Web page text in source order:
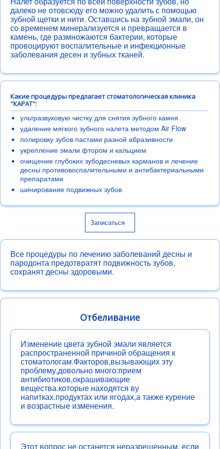
Как добраться
Услуги
Лечение зубов
Протезирование зубов
Виниры
Имплантация
Хирургия
Профессиональная гигиена
Цены До и После
Пациентам
Как доехать
далеко не отовсюду его можно удалить с помощью
зубной щетки и нити. Оставшись на зубной эмали, он
со временем минерализуется и превращается в
камень, где размножаются бактерии, которые
провоцируют воспалительные и инфекционные
заболевания десен и зубных тканей.
Какие процедуры предлагает стоматологическая клиника
"КАРАТ":
ультразвуковую чистку для снятия зубного камня
удаление мягкого зубного налета методом Air Flow
полировку зубов пастами разной абразивности
укрепление эмали фтором и кальцием
очищение глубоких зубодесневых карманов и лечение
десны противовоспалительными и антибактериальными
препаратами
шинирование подвижных зубов
Записаться
Все процедуры по лечению заболеваний десны и
пародонта предотвратят подвижность зубов,
сохранят десны здоровыми.
Отбеливание
Изменение цвета зубной эмали является
распространенной причиной обращения к
стоматологам.Факторов,вызывающих эту
проблему,довольно много:прием
антибиотиков,окрашивающие
вещества.которые находятся ву
напитках.продуктах или ягодах,а также курение
и возрастные изменения.
Этот вопрос не останется неразрешенным, если